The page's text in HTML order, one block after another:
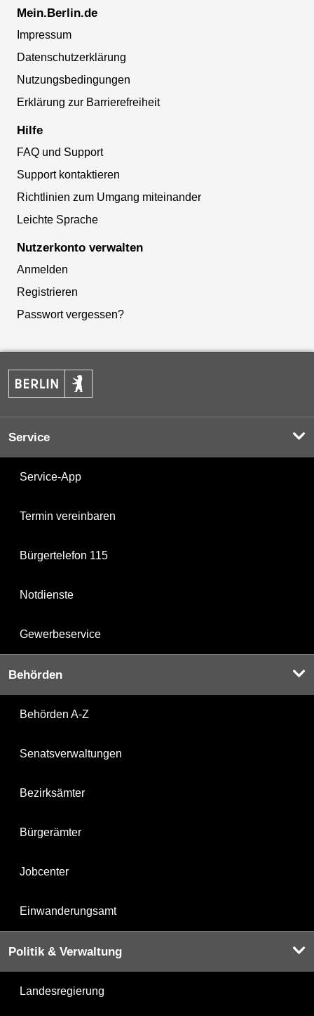
Mein.Berlin.de
Impressum
Datenschutzerklärung
Nutzungsbedingungen
Erklärung zur Barrierefreiheit
Hilfe
FAQ und Support
Support kontaktieren
Richtlinien zum Umgang miteinander
Leichte Sprache
Nutzerkonto verwalten
Anmelden
Registrieren
Passwort vergessen?
Service
Service-App
Termin vereinbaren
Bürgertelefon 115
Notdienste
Gewerbeservice
Behörden
Behörden A-Z
Senatsverwaltungen
Bezirksämter
Bürgerämter
Jobcenter
Einwanderungsamt
Politik & Verwaltung
Landesregierung